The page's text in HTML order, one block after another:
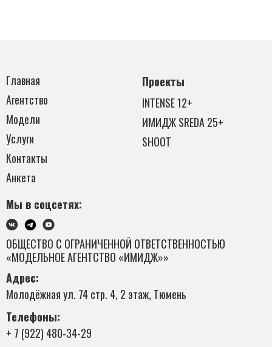
Главная
Агентство
Модели
Услуги
Контакты
Анкета
Проекты
INTENSE 12+
ИМИДЖ SREDA 25+
SHOOT
Мы в соцсетях:
ОБЩЕСТВО С ОГРАНИЧЕННОЙ ОТВЕТСТВЕННОСТЬЮ
«МОДЕЛЬНОЕ АГЕНТСТВО «ИМИДЖ»»
Адрес:
Молодёжная ул. 74 стр. 4, 2 этаж, Тюмень
Телефоны:
+ 7 (922) 480-34-29